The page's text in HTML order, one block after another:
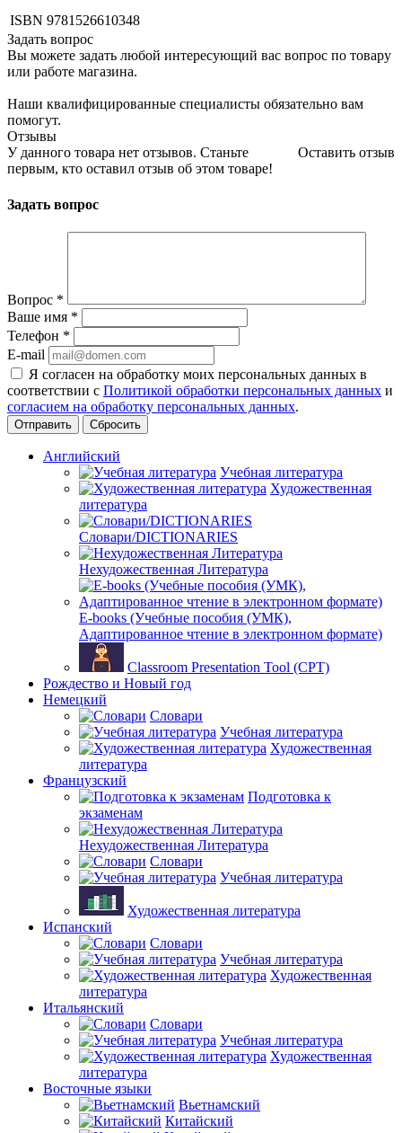
ISBN 9781526610348
Задать вопрос
Вы можете задать любой интересующий вас вопрос по товару
или работе магазина.
Наши квалифицированные специалисты обязательно вам
помогут.
Отзывы
Оставить отзыв
У данного товара нет отзывов. Станьте
первым, кто оставил отзыв об этом товаре!
Задать вопрос
Вопрос *
Ваше имя *
Телефон *
E-mail
Я согласен на обработку моих персональных данных в
соответствии с Политикой обработки персональных данных и
согласием на обработку персональных данных.
Сбросить
Английский
Учебная литература
Художественная
литература
Словари/DICTIONARIES
Нехудожественная Литература
E-books (Учебные пособия (УМК),
Адаптированное чтение в электронном формате)
Classroom Presentation Tool (CPT)
Рождество и Новый год
Немецкий
Словари
Учебная литература
Художественная
литература
Французский
Подготовка к
экзаменам
Нехудожественная Литература
Словари
Учебная литература
Художественная литература
Испанский
Словари
Учебная литература
Художественная
литература
Итальянский
Словари
Учебная литература
Художественная
литература
Восточные языки
Вьетнамский
Китайский